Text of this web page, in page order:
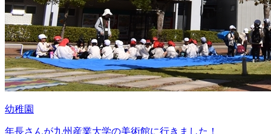
幼稚園
年長さんが九州産業大学の美術館に行きました！